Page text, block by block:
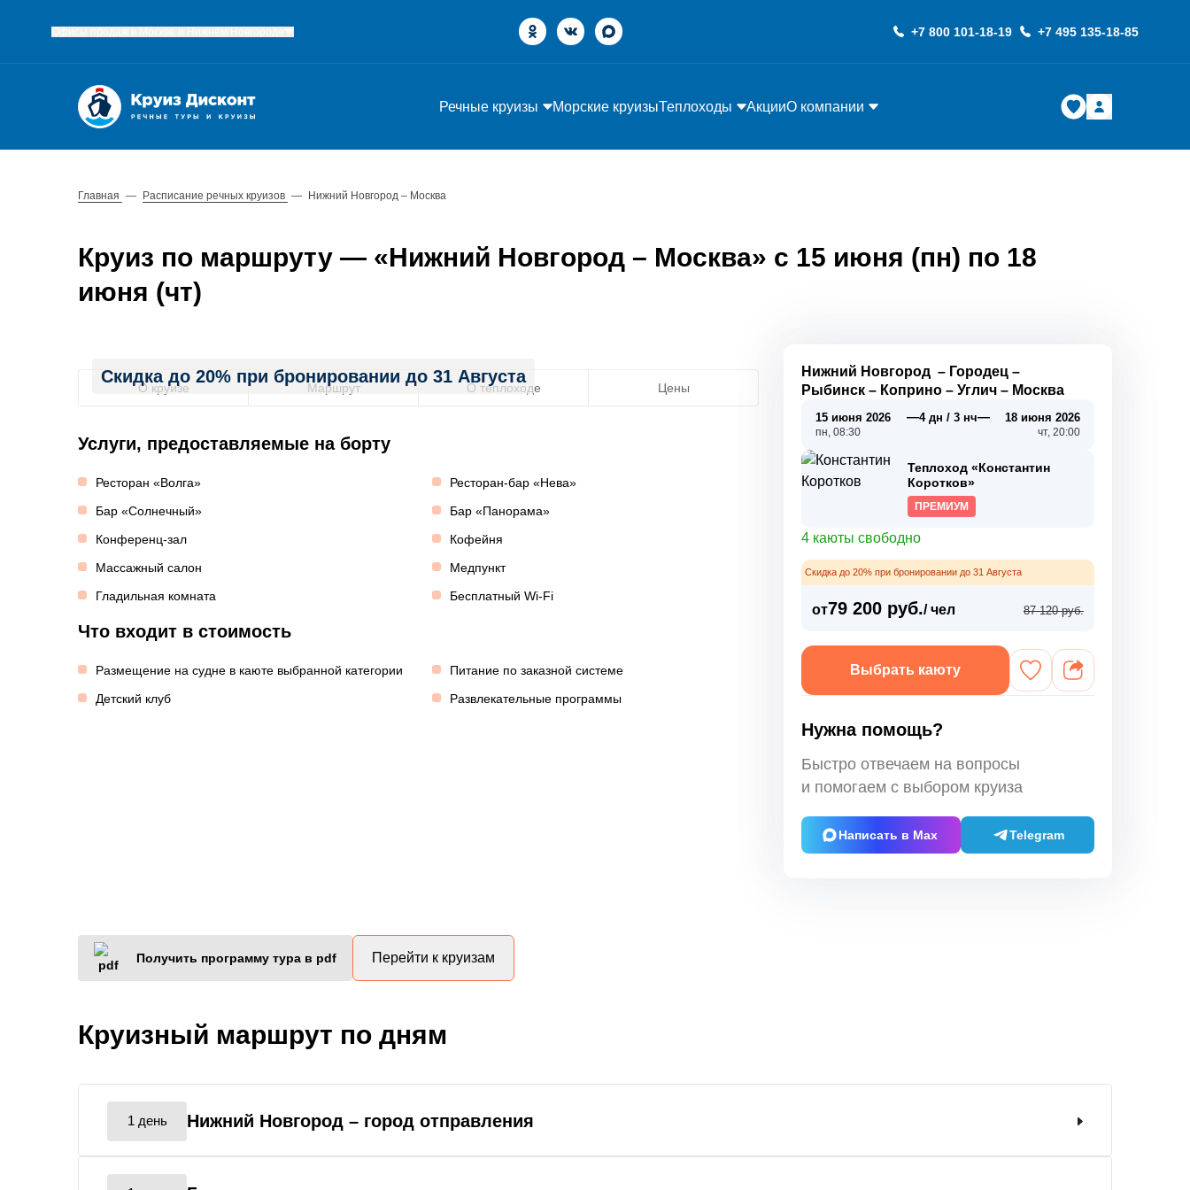
+7 800 101-18-19 +7 495 135-18-85
Речные круизы Морские круизыТеплоходы АкцииО компании
Главная — Расписание речных круизов — Нижний Новгород – Москва
Круиз по маршруту — «Нижний Новгород – Москва» с 15 июня (пн) по 18
июня (чт)
Скидка до 20% при бронировании до 31 Августа
О круизе Маршрут О теплоходе Цены
Услуги, предоставляемые на борту
Ресторан «Волга»
Ресторан-бар «Нева»
Бар «Солнечный»
Бар «Панорама»
Конференц-зал
Кофейня
Массажный салон
Медпункт
Гладильная комната
Бесплатный Wi-Fi
Что входит в стоимость
Размещение на судне в каюте выбранной категории
Питание по заказной системе
Детский клуб
Развлекательные программы
Нижний Новгород – Городец –
Рыбинск – Коприно –Углич – Москва
15 июня 2026
пн, 08:30
—4 дн / 3 нч— 18 июня 2026
чт, 20:00
Теплоход «Константин
Коротков»
ПРЕМИУМ
4 каюты свободно
Скидка до 20% при бронировании до 31 Августа
от79 200 руб./ чел 87 120 руб.
Выбрать каюту
Нужна помощь?
Быстро отвечаем на вопросы
и помогаем с выбором круиза
Написать в Max Telegram
Получить программу тура в pdf Перейти к круизам
Круизный маршрут по дням
1 день Нижний Новгород – город отправления